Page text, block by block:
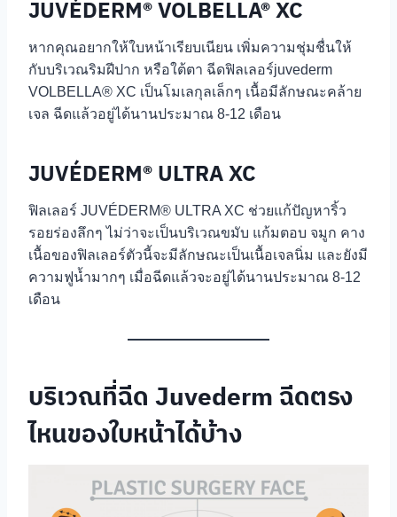
JUVÉDERM® VOLBELLA® XC
หากคุณอยากให้ใบหน้าเรียบเนียน เพิ่มความชุ่มชื่นให้
กับบริเวณริมฝีปาก หรือใต้ตา ฉีดฟิลเลอร์juvederm
VOLBELLA® XC เป็นโมเลกุลเล็กๆ เนื้อมีลักษณะคล้าย
เจล ฉีดแล้วอยู่ได้นานประมาณ 8-12 เดือน
JUVÉDERM® ULTRA XC
ฟิลเลอร์ JUVÉDERM® ULTRA XC ช่วยแก้ปัญหาริ้ว
รอยร่องลึกๆ ไม่ว่าจะเป็นบริเวณขมับ แก้มตอบ จมูก คาง
เนื้อของฟิลเลอร์ตัวนี้จะมีลักษณะเป็นเนื้อเจลนิ่ม และยังมี
ความฟูน้ำมากๆ เมื่อฉีดแล้วจะอยู่ได้นานประมาณ 8-12
เดือน
บริเวณที่ฉีด Juvederm ฉีดตรง
ไหนของใบหน้าได้บ้าง